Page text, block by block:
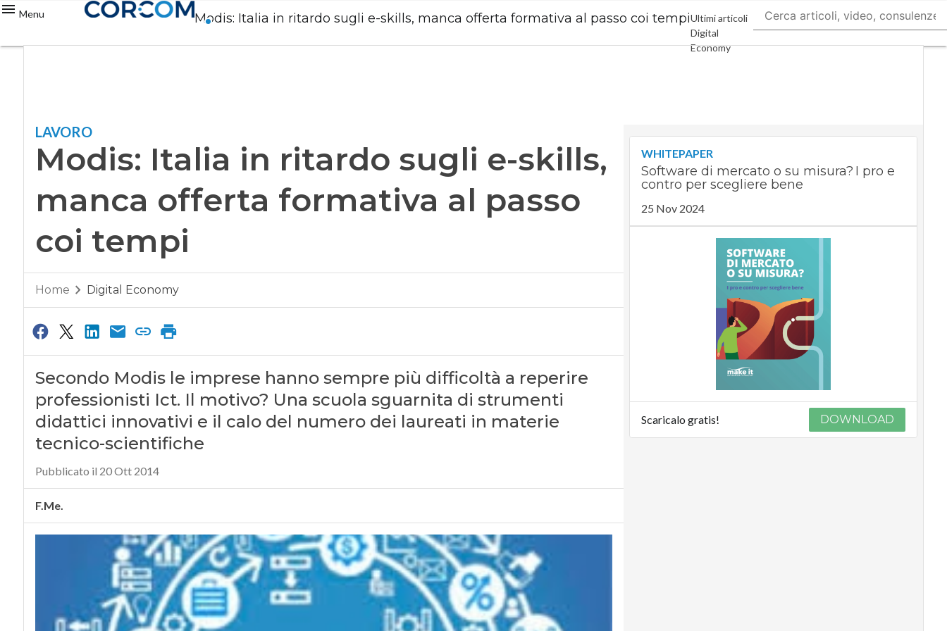
Menu Modis: Italia in ritardo sugli e-skills, manca offerta formativa al passo coi tempiUltimi articoli
Digital
Economy
economy
Intelligenza
artificiale
Videointerviste
Le Guide di
CorCom
Podcast
Privacy
LAVORO
Modis: Italia in ritardo sugli e-skills,
manca offerta formativa al passo
coi tempi
Home Digital Economy
Secondo Modis le imprese hanno sempre più difficoltà a reperire
professionisti Ict. Il motivo? Una scuola sguarnita di strumenti
didattici innovativi e il calo del numero dei laureati in materie
tecnico-scientifiche
Pubblicato il 20 Ott 2014
F.Me.
WHITEPAPER
Software di mercato o su misura? I pro e
contro per scegliere bene
25 Nov 2024
Scaricalo gratis! DOWNLOAD